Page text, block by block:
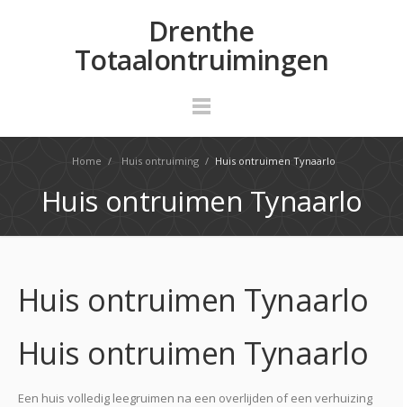
Drenthe
Totaalontruimingen
Home / Huis ontruiming / Huis ontruimen Tynaarlo
Huis ontruimen Tynaarlo
Huis ontruimen Tynaarlo
Huis ontruimen Tynaarlo
Een huis volledig leegruimen na een overlijden of een verhuizing